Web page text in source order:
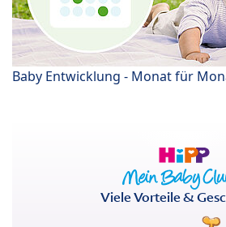
Baby Entwicklung - Monat für
Viele Vorteile &